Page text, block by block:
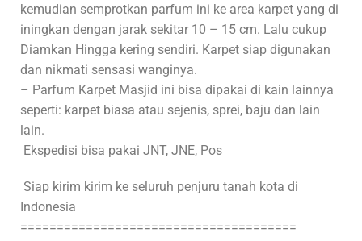
kemudian semprotkan parfum ini ke area karpet yang di
iningkan dengan jarak sekitar 10 – 15 cm. Lalu cukup
Diamkan Hingga kering sendiri. Karpet siap digunakan
dan nikmati sensasi wanginya.
– Parfum Karpet Masjid ini bisa dipakai di kain lainnya
seperti: karpet biasa atau sejenis, sprei, baju dan lain
lain.
Ekspedisi bisa pakai JNT, JNE, Pos
Siap kirim kirim ke seluruh penjuru tanah kota di
Indonesia
======================================